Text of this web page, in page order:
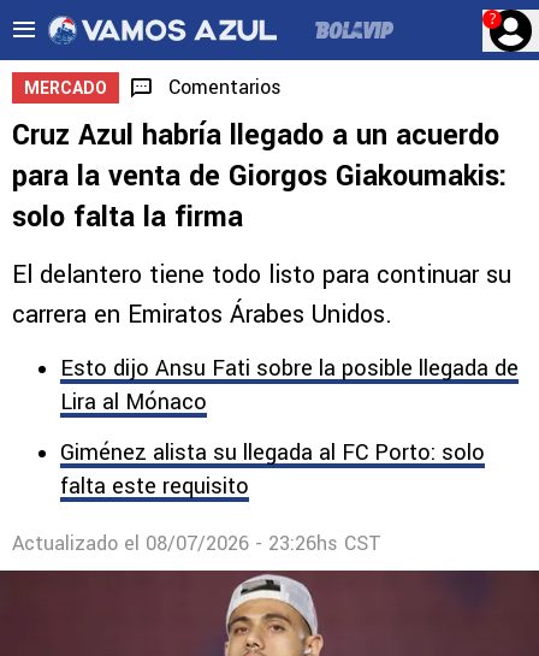
?
MERCADO Comentarios
Cruz Azul habría llegado a un acuerdo
para la venta de Giorgos Giakoumakis:
solo falta la firma
El delantero tiene todo listo para continuar su
carrera en Emiratos Árabes Unidos.
Esto dijo Ansu Fati sobre la posible llegada de
Lira al Mónaco
Giménez alista su llegada al FC Porto: solo
falta este requisito
Actualizado el 08/07/2026 - 23:26hs CST